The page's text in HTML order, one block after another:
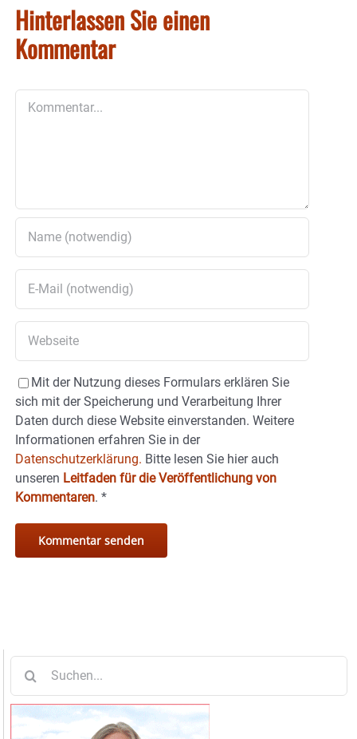
Hinterlassen Sie einen
Kommentar
Mit der Nutzung dieses Formulars erklären Sie
sich mit der Speicherung und Verarbeitung Ihrer
Daten durch diese Website einverstanden. Weitere
Informationen erfahren Sie in der
Datenschutzerklärung. Bitte lesen Sie hier auch
unseren Leitfaden für die Veröffentlichung von
Kommentaren. *
nach: